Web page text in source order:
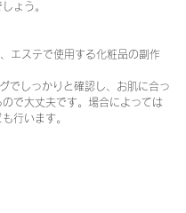
ょう。
エステで使用する化粧品の副作
でしっかりと確認し、お肌に合っ
で大丈夫です。場合によっては
行います。